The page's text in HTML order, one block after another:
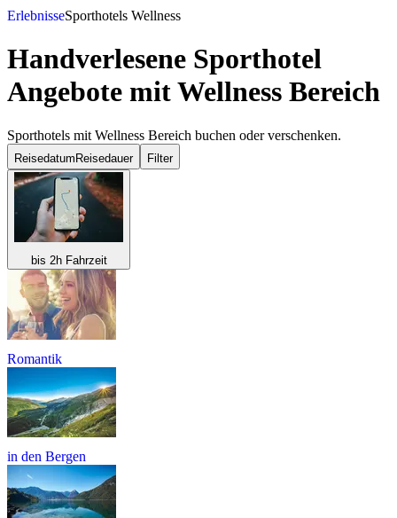
ErlebnisseSporthotels Wellness
Handverlesene Sporthotel
Angebote mit Wellness Bereich
Sporthotels mit Wellness Bereich buchen oder verschenken.
Reisedatum Reisedauer Filter
bis 2h Fahrzeit
Romantik
in den Bergen